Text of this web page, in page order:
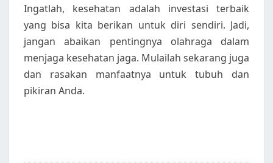
Ingatlah, kesehatan adalah investasi terbaik
yang bisa kita berikan untuk diri sendiri. Jadi,
jangan abaikan pentingnya olahraga dalam
menjaga kesehatan jaga. Mulailah sekarang juga
dan rasakan manfaatnya untuk tubuh dan
pikiran Anda.